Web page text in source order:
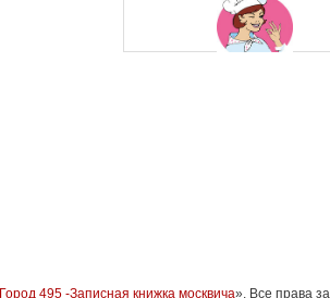
Город 495 -Записная книжка москвича». Все права